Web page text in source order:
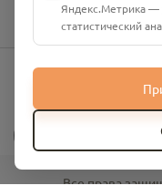
Все права
Яндекс.Метрика —
статистический